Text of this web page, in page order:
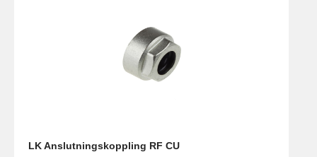
LK Anslutningskoppling RF CU